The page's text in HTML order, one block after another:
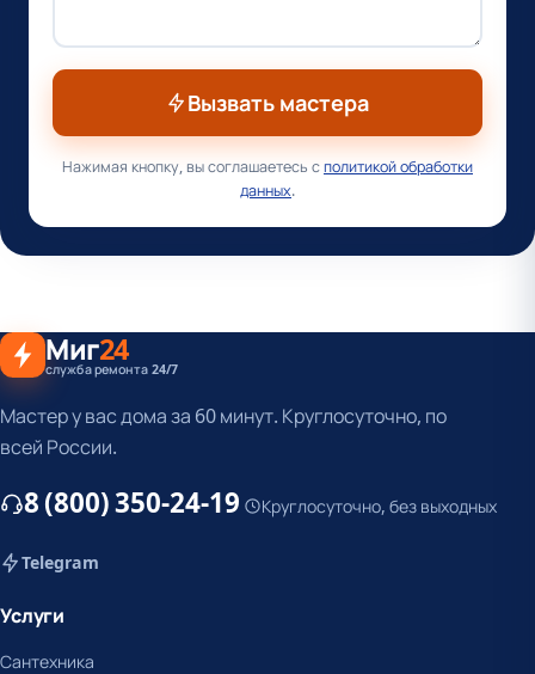
Вызвать мастера
Нажимая кнопку, вы соглашаетесь сполитикой обработки
данных.
Миг24
служба ремонта 24/7
Мастер у вас дома за 60 минут. Круглосуточно, по
всей России.
8 (800) 350-24-19 Круглосуточно, без выходных
Telegram
Услуги
Сантехника